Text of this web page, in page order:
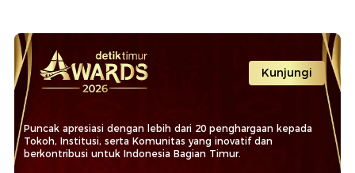
Kunjungi
Puncak apresiasi dengan lebih dari 20 penghargaan kepada
Tokoh, Institusi, serta Komunitas yang inovatif dan
berkontribusi untuk Indonesia Bagian Timur.